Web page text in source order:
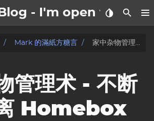
- I'm open to work |
Mark 的滿紙方糖言 家中杂物管理术 - 不断不舍不离 Homebox
管理术 - 不断
Homebox